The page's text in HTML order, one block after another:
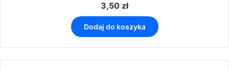
3,50 zł
Dodaj do koszyka